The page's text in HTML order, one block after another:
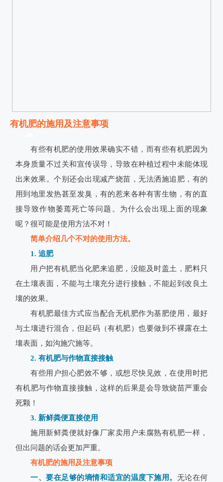
有机肥的施用及注意事项
有些有机肥的使用效果确实不错，而有些有机肥因为
本身质量不过关和宣传误导，导致在种植过程中未能体现
出来效果。个别还会出现减产烧苗，无法洒施追肥，有的
用到地里发热甚至发臭，有的惹来各种有害生物，有的直
接导致作物萎蔫死亡等问题。为什么会出现上面的现象
呢？很可能是使用方法不对！
简单介绍几个不对的使用方法。
1. 追肥
用户把有机肥当化肥来追肥，没能及时盖土，肥料只
在土壤表面，不能与土壤充分进行接触，不能起到改良土
壤的效果。
有机肥最佳方式应当配合无机肥作为基肥使用，最好
与土壤进行混合，但起码（有机肥）也要做到不裸露在土
壤表面，如沟施穴施等。
2. 有机肥与作物直接接触
有些用户担心肥效不够，或想尽快见效，在使用时把
有机肥与作物直接接触，这样的后果是会导致烧苗严重会
死颗！
3. 新鲜粪便直接使用
施用新鲜粪便就好像厂家卖用户未腐熟有机肥一样，
但出问题的话会更加严重。
有机肥的施用及注意事项
一、要在足够的墒情和适宜的温度下施用。 无论在何